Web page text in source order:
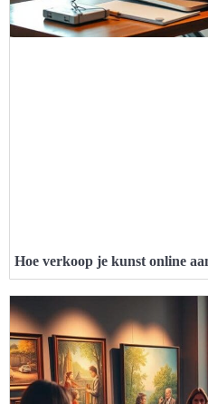
Hoe verkoop je kunst online